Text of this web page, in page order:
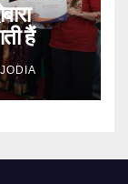
हैं